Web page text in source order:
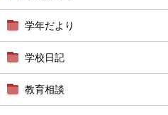
学年だより
学校日記
教育相談